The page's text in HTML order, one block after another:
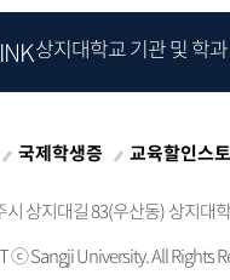
상지대학교 기관 및 학
국제학생증 교육할인스
상지대길 83(우산동)상지대
ⓒSangji University. All Rights